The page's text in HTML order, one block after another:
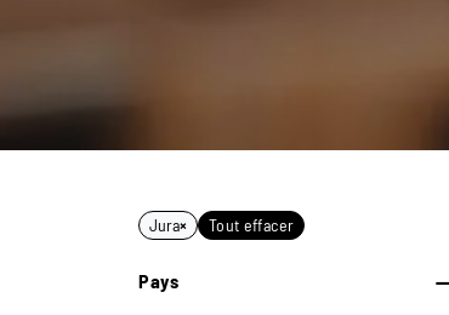
Jura× Tout effacer
Pays